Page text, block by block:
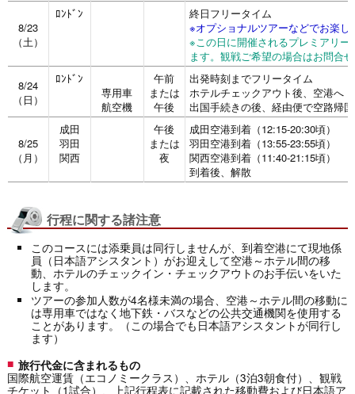
8/23
（土）
ﾛﾝﾄﾞﾝ
終日フリータイム
※オプショナルツアーなどでお楽し
※この日に開催されるプレミアリ
ます。観戦ご希望の場合はお問合
8/24
（日）
ﾛﾝﾄﾞﾝ
専用車
航空機
午前
または
午後
出発時刻までフリータイム
ホテルチェックアウト後、空港へ
出国手続きの後、経由便で空路帰
8/25
（月）
成田
羽田
関西
午後
または
夜
成田空港到着（12:15-20:30頃）
羽田空港到着（13:55-23:55頃）
関西空港到着（11:40-21:15頃）
到着後、解散
行程に関する諸注意
このコースには添乗員は同行しませんが、到着空港にて現地係
員（日本語アシスタント）がお迎えして空港～ホテル間の移
動、ホテルのチェックイン・チェックアウトのお手伝いをいた
します。
ツアーの参加人数が4名様未満の場合、空港～ホテル間の移動に
は専用車ではなく地下鉄・バスなどの公共交通機関を使用する
ことがあります。（この場合でも日本語アシスタントが同行し
ます）
旅行代金に含まれるもの
国際航空運賃（エコノミークラス）、ホテル（3泊3朝食付）、観戦
チケット（1試合）、上記行程表に記載された移動費および日本語ア